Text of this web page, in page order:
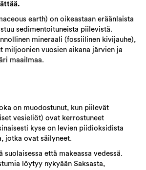
earth) on oikeastaan eräänlaista
sedimentoituneista piilevistä.
mineraali (fossiilinen kivijauhe),
miljoonien vuosien aikana järvien ja
maailmaa.
on muodostunut, kun piilevät
vesieliöt) ovat kerrostuneet
kyse on levien piidioksidista
jotka ovat säilyneet.
suolaisessa että makeassa vedessä.
löytyy nykyään Saksasta,